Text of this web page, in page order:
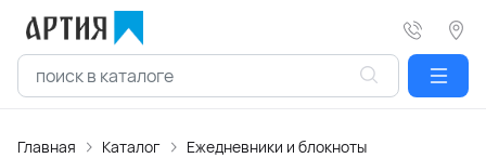
Главная Каталог Ежедневники и блокноты